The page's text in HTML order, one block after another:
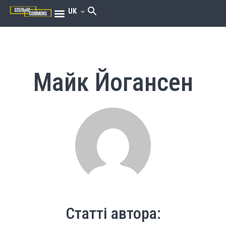
UK
Майк Йогансен
Статті автора: